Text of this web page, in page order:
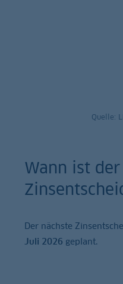
Quelle:
Wann ist
Der nächste
Juli 2026 geplant.